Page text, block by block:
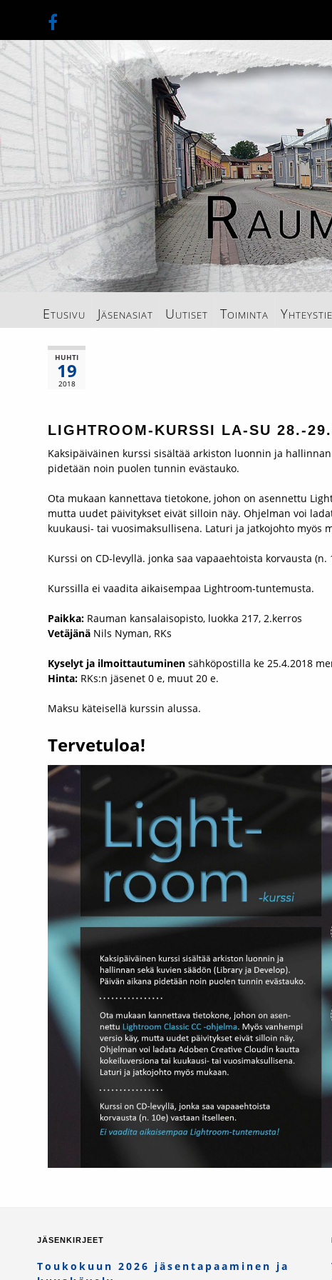
Etusivu Jäsenasiat Uutiset Toiminta
HUHTI
19
2018
LIGHTROOM-KURSSI LA-SU 28.-
Kaksipäiväinen kurssi sisältää arkiston luonnin ja
pidetään noin puolen tunnin evästauko.
Ota mukaan kannettava tietokone, johon on asennettu
mutta uudet päivitykset eivät silloin näy. Ohjelman voi
kuukausi- tai vuosimaksullisena. Laturi ja jatkojohto myös
Kurssi on CD-levyllä. jonka saa vapaaehtoista korvausta (n.
Kurssilla ei vaadita aikaisempaa Lightroom-tuntemusta.
Paikka: Rauman kansalaisopisto, luokka 217, 2.kerros
Vetäjänä Nils Nyman, RKs
Kyselyt ja ilmoittautuminen sähköpostilla ke 25.4.2018
Hinta: RKs:n jäsenet 0 e, muut 20 e.
Maksu käteisellä kurssin alussa.
Tervetuloa!
JÄSENKIRJEET
Toukokuun 2026 jäsentapaaminen ja